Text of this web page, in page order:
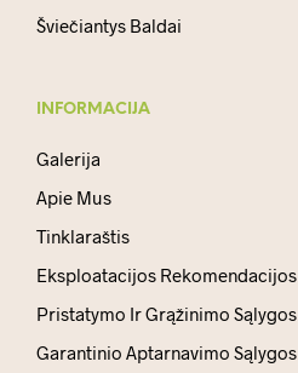
Šviečiantys Baldai
INFORMACIJA
Galerija
Apie Mus
Tinklaraštis
Eksploatacijos Rekomendacijos
Pristatymo Ir Grąžinimo Sąlygos
Garantinio Aptarnavimo Sąlygos